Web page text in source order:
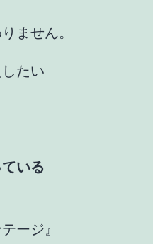
ません。
たい
いる
ージ』